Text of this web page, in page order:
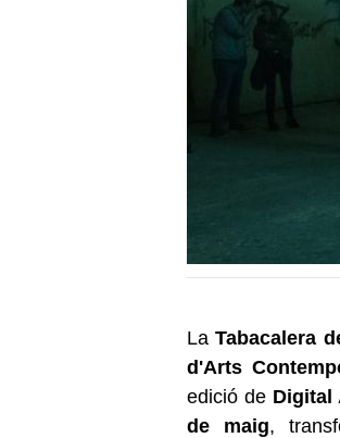
La Tabacalera
d'Arts
edició deDigital
de maig,